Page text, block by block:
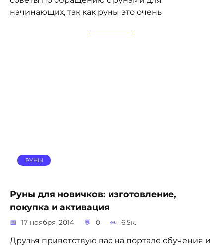
начинающих, так как руны это очень
РУНЫ
Руны для новичков: изготовление,
покупка и активация
17 ноября, 2014 0 6.5к.
Друзья приветствую вас на портале обучения и